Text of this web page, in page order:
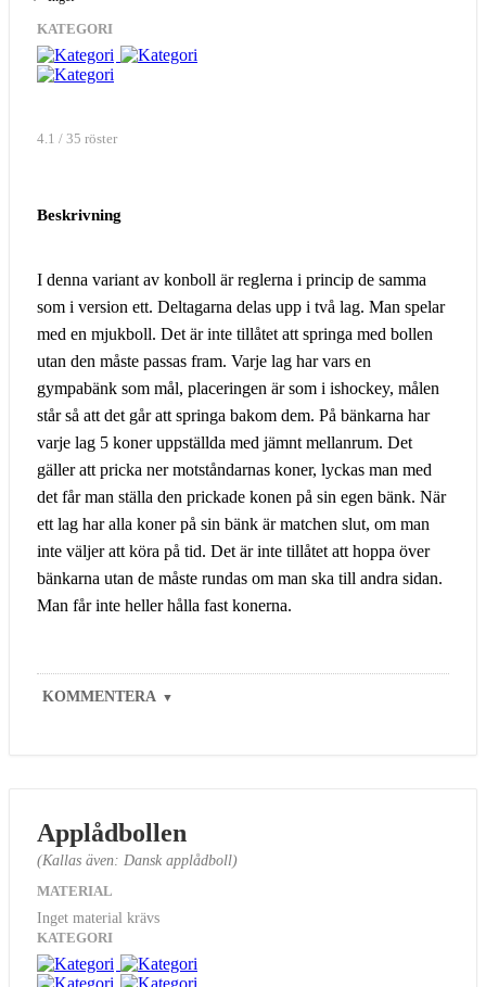
KATEGORI
4.1 / 35 röster
Beskrivning
I denna variant av konboll är reglerna i princip de samma
som i version ett. Deltagarna delas upp i två lag. Man spelar
med en mjukboll. Det är inte tillåtet att springa med bollen
utan den måste passas fram. Varje lag har vars en
gympabänk som mål, placeringen är som i ishockey, målen
står så att det går att springa bakom dem. På bänkarna har
varje lag 5 koner uppställda med jämnt mellanrum. Det
gäller att pricka ner motståndarnas koner, lyckas man med
det får man ställa den prickade konen på sin egen bänk. När
ett lag har alla koner på sin bänk är matchen slut, om man
inte väljer att köra på tid. Det är inte tillåtet att hoppa över
bänkarna utan de måste rundas om man ska till andra sidan.
Man får inte heller hålla fast konerna.
KOMMENTERA ▼
Applådbollen
(Kallas även: Dansk applådboll)
MATERIAL
Inget material krävs
KATEGORI